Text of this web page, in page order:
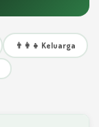
👨‍👩‍👧 Keluarga